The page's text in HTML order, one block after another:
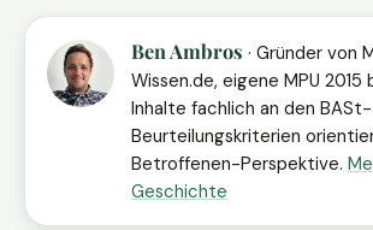
Ben Ambros · Gründer von
Wissen.de, eigene MPU 2015
Inhalte fachlich an den BASt-
Beurteilungskriterien
Betroffenen-Perspektive.
Geschichte